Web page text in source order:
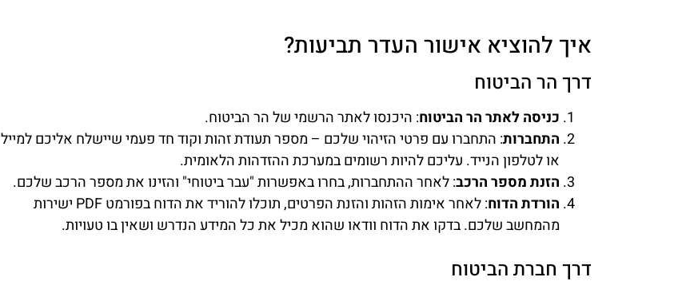
איך להוציא אישור העדר תביעות?
דרך הר הביטוח
כניסה לאתר הר הביטוח: היכנסו לאתר הרשמי של הר הביטוח.
התחברות: התחברו עם פרטי הזיהוי שלכם – מספר תעודת זהות וקוד חד פעמי שיישלח אליכם למייל
או לטלפון הנייד. עליכם להיות רשומים במערכת ההזדהות הלאומית.
הזנת מספר הרכב: לאחר ההתחברות, בחרו באפשרות "עבר ביטוחי" והזינו את מספר הרכב שלכם.
הורדת הדוח
: לאחר אימות הזהות והזנת הפרטים, תוכלו להוריד את הדוח בפורמט PDF ישירות
מהמחשב שלכם. בדקו את הדוח וודאו שהוא מכיל את כל המידע הנדרש ושאין בו טעויות.
דרך חברת הביטוח